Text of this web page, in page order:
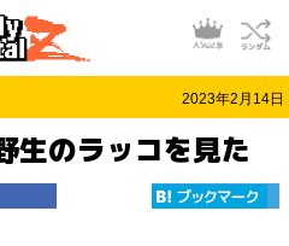
2023年2月14日
生のラッコを見た